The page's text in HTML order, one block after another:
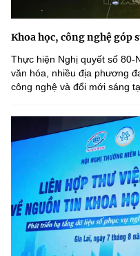
Khoa học, công nghệ góp
Thực hiện Nghị quyết số 80-
văn hóa, nhiều địa phương
công nghệ và đổi mới sáng